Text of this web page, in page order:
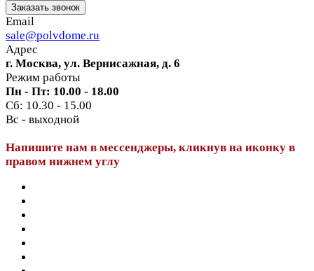
Заказать звонок
Email
sale@polvdome.ru
Адрес
г. Москва, ул. Вернисажная, д. 6
Режим работы
Пн - Пт: 10.00 - 18.00
Сб: 10.30 - 15.00
Вс - выходной
Напишите нам в мессенджеры, кликнув на иконку в
правом нижнем углу